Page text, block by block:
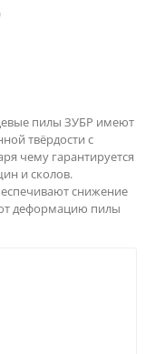
пилы ЗУБР имеют
твёрдости с
чему гарантируется
и сколов.
снижение
деформацию пилы